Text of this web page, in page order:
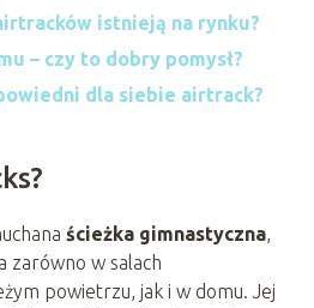
istnieją na rynku?
– czy to dobry pomysł?
dla siebie airtrack?
ścieżka gimnastyczna,
zarówno w salach
powietrzu, jak i w domu. Jej